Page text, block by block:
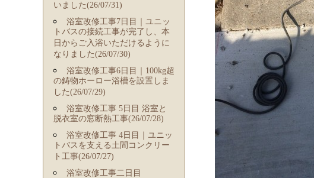
いました(26/07/31)
浴室改修工事7日目｜ユニッ
トバスの接続工事が完了し、本
日からご入浴いただけるように
なりました(26/07/30)
浴室改修工事6日目｜100kg超
の鋳物ホーロー浴槽を設置しま
した(26/07/29)
浴室改修工事 5日目 浴室と
脱衣室の窓断熱工事(26/07/28)
浴室改修工事 4日目｜ユニッ
トバスを支える土間コンクリー
ト工事(26/07/27)
浴室改修工事二日目